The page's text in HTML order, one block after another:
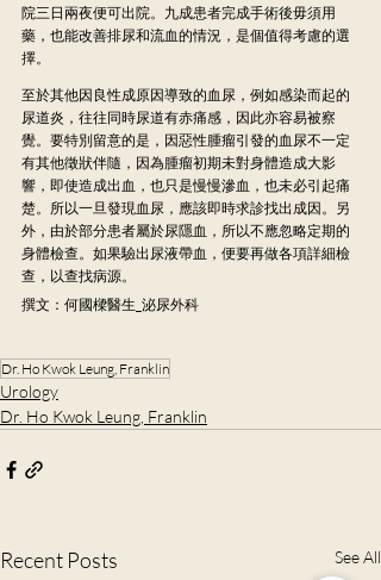
院三日兩夜便可出院。九成患者完成手術後毋須用
藥，也能改善排尿和流血的情況，是個值得考慮的選
擇。
至於其他因良性成原因導致的血尿，例如感染而起的
尿道炎，往往同時尿道有赤痛感，因此亦容易被察
覺。要特別留意的是，因惡性腫瘤引發的血尿不一定
有其他徵狀伴隨，因為腫瘤初期未對身體造成大影
響，即使造成出血，也只是慢慢滲血，也未必引起痛
楚。所以一旦發現血尿，應該即時求診找出成因。另
外，由於部分患者屬於尿隱血，所以不應忽略定期的
身體檢查。如果驗出尿液帶血，便要再做各項詳細檢
查，以查找病源。
撰文：何國樑醫生_泌尿外科
Dr. Ho Kwok Leung, Franklin
Urology
Dr. Ho Kwok Leung, Franklin
Recent Posts See All